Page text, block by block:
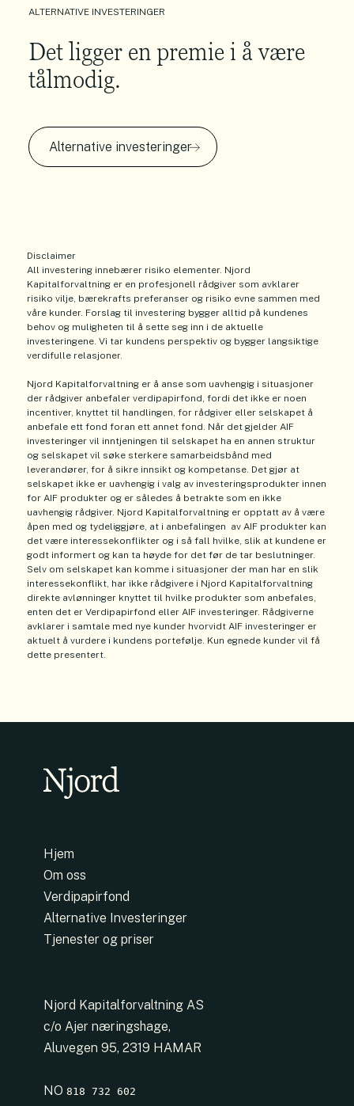
ALTERNATIVE INVESTERINGER
Det ligger en premie i å være
tålmodig.
Alternative investeringer
Disclaimer
All investering innebærer risiko elementer. Njord
Kapitalforvaltning er en profesjonell rådgiver som avklarer
risiko vilje, bærekrafts preferanser og risiko evne sammen med
våre kunder. Forslag til investering bygger alltid på kundenes
behov og muligheten til å sette seg inn i de aktuelle
investeringene. Vi tar kundens perspektiv og bygger langsiktige
verdifulle relasjoner.
Njord Kapitalforvaltning er å anse som uavhengig i situasjoner
der rådgiver anbefaler verdipapirfond, fordi det ikke er noen
incentiver, knyttet til handlingen, for rådgiver eller selskapet å
anbefale ett fond foran ett annet fond. Når det gjelder AIF
investeringer vil inntjeningen til selskapet ha en annen struktur
og selskapet vil søke sterkere samarbeidsbånd med
leverandører, for å sikre innsikt og kompetanse. Det gjør at
selskapet ikke er uavhengig i valg av investeringsprodukter innen
for AIF produkter og er således å betrakte som en ikke
uavhengig rådgiver. Njord Kapitalforvaltning er opptatt av å være
åpen med og tydeliggjøre, at i anbefalingen av AIF produkter kan
det være interessekonflikter og i så fall hvilke, slik at kundene er
godt informert og kan ta høyde for det før de tar beslutninger.
Selv om selskapet kan komme i situasjoner der man har en slik
interessekonflikt, har ikke rådgivere i Njord Kapitalforvaltning
direkte avlønninger knyttet til hvilke produkter som anbefales,
enten det er Verdipapirfond eller AIF investeringer. Rådgiverne
avklarer i samtale med nye kunder hvorvidt AIF investeringer er
aktuelt å vurdere i kundens portefølje. Kun egnede kunder vil få
dette presentert.
Hjem
Om oss
Verdipapirfond
Alternative Investeringer
Tjenester og priser
Njord Kapitalforvaltning AS
c/o Ajer næringshage,
Aluvegen 95, 2319 HAMAR
NO 818 732 602